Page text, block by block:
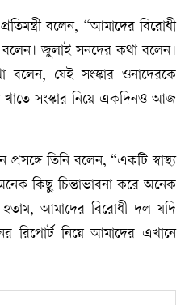
বলেন, “আমাদের বিরোধী
বলেন। জুলাই সনদের কথা বলেন।
বলেন, যেই সংস্কার ওনাদেরকে
খাতে সংস্কার নিয়ে একদিনও আজ
প্রসঙ্গে তিনি বলেন, “একটি স্বাস্থ্য
কিছু চিন্তাভাবনা করে অনেক
আমাদের বিরোধী দল যদি
রিপোর্ট নিয়ে আমাদের এখানে